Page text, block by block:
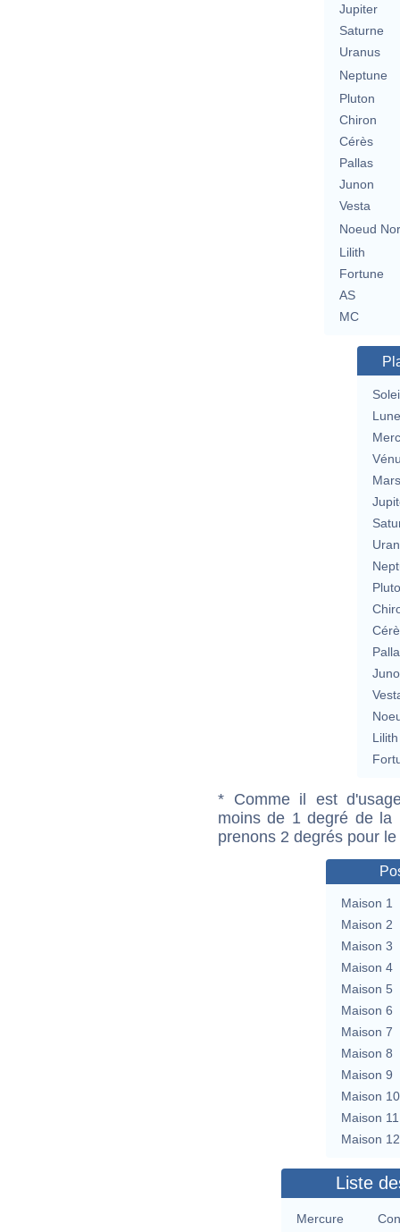
Jupiter
Saturne
Uranus
Neptune
Pluton
Chiron
Cérès
Pallas
Junon
Vesta
Noeud
Lilith
Fortune
AS
MC
Lune
Mars
Lilith
* Comme il est
moins de 1 degré de la
prenons 2 degrés pour
Maison 1
Maison 2
Maison 3
Maison 4
Maison 5
Maison 6
Maison 7
Maison 8
Maison 9
Maison 10
Maison 11
Maison 12
Liste
Mercure